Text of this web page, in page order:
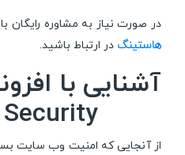
در صورت نیاز به مشاوره رایگان
هاستینگ در ارتباط باشید.
Security و امکانات آن